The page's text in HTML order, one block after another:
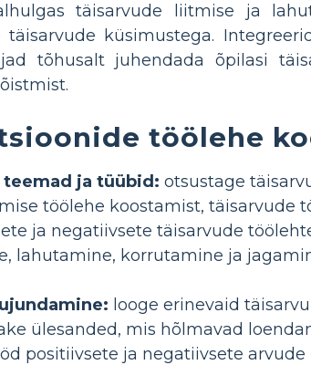
täisarvude liitmise ja
küsimustega.
tõhusalt juhendada õpilasi
töölehe
ja tüübid: otsustage
töölehe koostamist, täisarvude
ja negatiivsete täisarvude
lahutamine, korrutamine ja
looge erinevaid
ülesanded, mis hõlmavad
positiivsete ja negatiivsete arvude